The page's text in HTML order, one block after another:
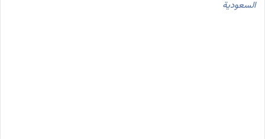
السعودية